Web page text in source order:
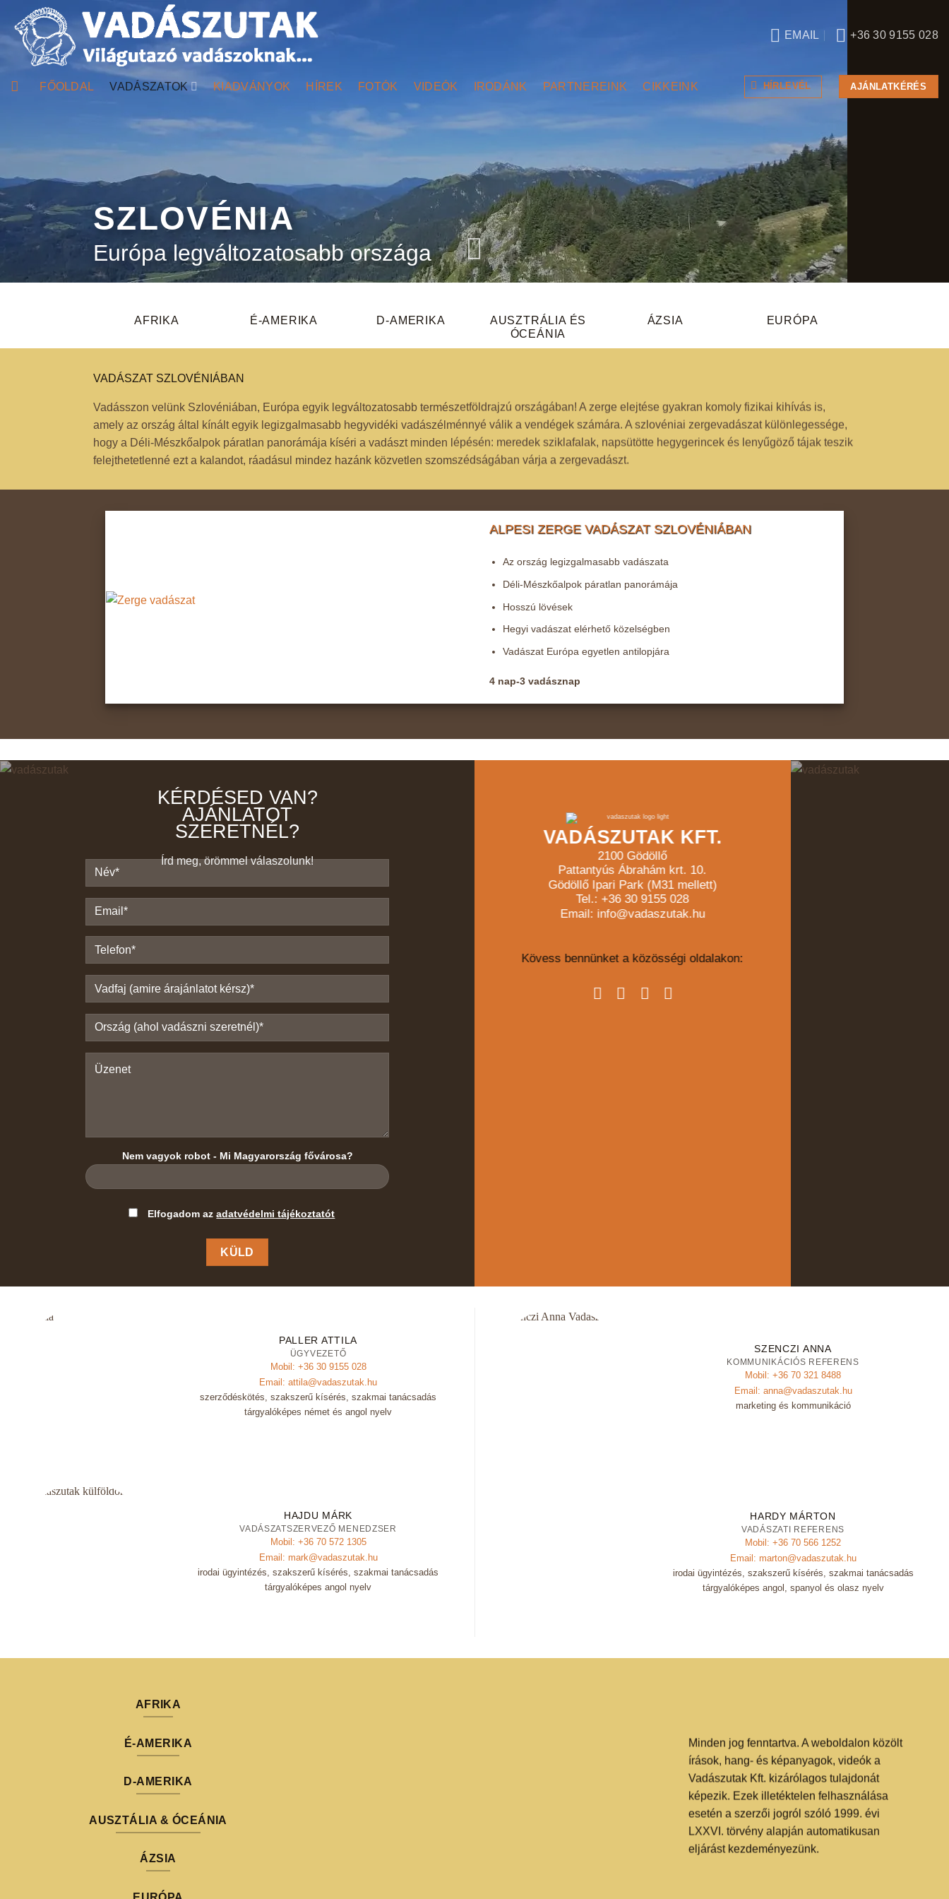
content
EMAIL +36 30 9155 028
FŐOLDAL VADÁSZATOK KIADVÁNYOK HÍREK FOTÓK VIDEÓK IRODÁNK PARTNEREINK CIKKEINK HÍRLEVÉL AJÁNLATKÉRÉS
SZLOVÉNIA
Európa legváltozatosabb országa
AFRIKA É-AMERIKA D-AMERIKA
AUSZTRÁLIA ÉS
ÓCEÁNIA
ÁZSIA EURÓPA
VADÁSZAT SZLOVÉNIÁBAN
Vadásszon velünk Szlovéniában, Európa egyik legváltozatosabb természetföldrajzú országában! A zerge elejtése gyakran komoly fizikai kihívás is,
amely az ország által kínált egyik legizgalmasabb hegyvidéki vadászélménnyé válik a vendégek számára. A szlovéniai zergevadászat különlegessége,
hogy a Déli-Mészkőalpok páratlan panorámája kíséri a vadászt minden lépésén: meredek sziklafalak, napsütötte hegygerincek és lenyűgöző tájak teszik
felejthetetlenné ezt a kalandot, ráadásul mindez hazánk közvetlen szomszédságában várja a zergevadászt.
ALPESI ZERGE VADÁSZAT SZLOVÉNIÁBAN
Az ország legizgalmasabb vadászata
Déli-Mészkőalpok páratlan panorámája
Hosszú lövések
Hegyi vadászat elérhető közelségben
Vadászat Európa egyetlen antilopjára
4 nap-3 vadásznap
KÉRDÉSED VAN?
AJÁNLATOT
SZERETNÉL?
Írd meg, örömmel válaszolunk!
Nem vagyok robot - Mi Magyarország fővárosa?
Elfogadom azadatvédelmi tájékoztatót
VADÁSZUTAK KFT.
2100 Gödöllő
Pattantyús Ábrahám krt. 10.
Gödöllő Ipari Park (M31 mellett)
Tel.: +36 30 9155 028
Email: info@vadaszutak.hu
Kövess bennünket a közösségi oldalakon:
PALLER ATTILA
ÜGYVEZETŐ
Mobil: +36 30 9155 028
Email: attila@vadaszutak.hu
szerződéskötés, szakszerű kísérés, szakmai tanácsadás
tárgyalóképes német és angol nyelv
HAJDU MÁRK
VADÁSZATSZERVEZŐ MENEDZSER
Mobil: +36 70 572 1305
Email: mark@vadaszutak.hu
irodai ügyintézés, szakszerű kísérés, szakmai tanácsadás
tárgyalóképes angol nyelv
SZENCZI ANNA
KOMMUNIKÁCIÓS REFERENS
Mobil: +36 70 321 8488
Email: anna@vadaszutak.hu
marketing és kommunikáció
HARDY MÁRTON
VADÁSZATI REFERENS
Mobil: +36 70 566 1252
Email: marton@vadaszutak.hu
irodai ügyintézés, szakszerű kísérés, szakmai tanácsadás
tárgyalóképes angol, spanyol és olasz nyelv
AFRIKA
É-AMERIKA
D-AMERIKA
AUSZTÁLIA & ÓCEÁNIA
ÁZSIA
Minden jog fenntartva. A weboldalon közölt
írások, hang- és képanyagok, videók a
Vadászutak Kft. kizárólagos tulajdonát
képezik. Ezek illetéktelen felhasználása
esetén a szerzői jogról szóló 1999. évi
LXXVI. törvény alapján automatikusan
eljárást kezdeményezünk.